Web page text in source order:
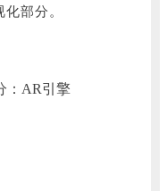
部分。